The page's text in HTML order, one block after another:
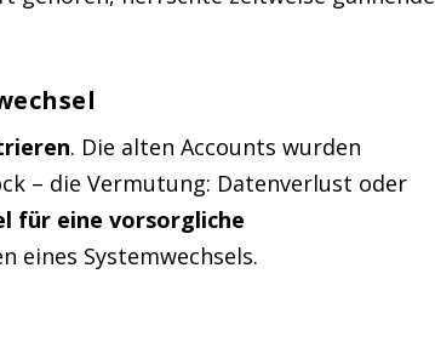
. Die alten Accounts wurden
– die Vermutung: Datenverlust oder
für eine vorsorgliche
eines Systemwechsels.